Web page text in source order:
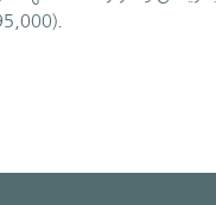
(95,000) طفل سنوياً (منومين ومراجعين).